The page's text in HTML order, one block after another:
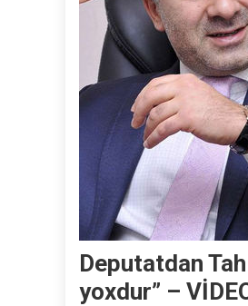
Deputatdan
yoxdur” –